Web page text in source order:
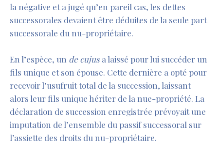
la négative et a jugé qu’en pareil cas, les dettes
successorales devaient être déduites de la seule part
successorale du nu-propriétaire.
En l’espèce, un de cujusa laissé pour lui succéder un
fils unique et son épouse. Cette dernière a opté pour
recevoir l’usufruit total de la succession, laissant
alors leur fils unique hériter de la nue-propriété. La
déclaration de succession enregistrée prévoyait une
imputation de l’ensemble du passif successoral sur
l’assiette des droits du nu-propriétaire.